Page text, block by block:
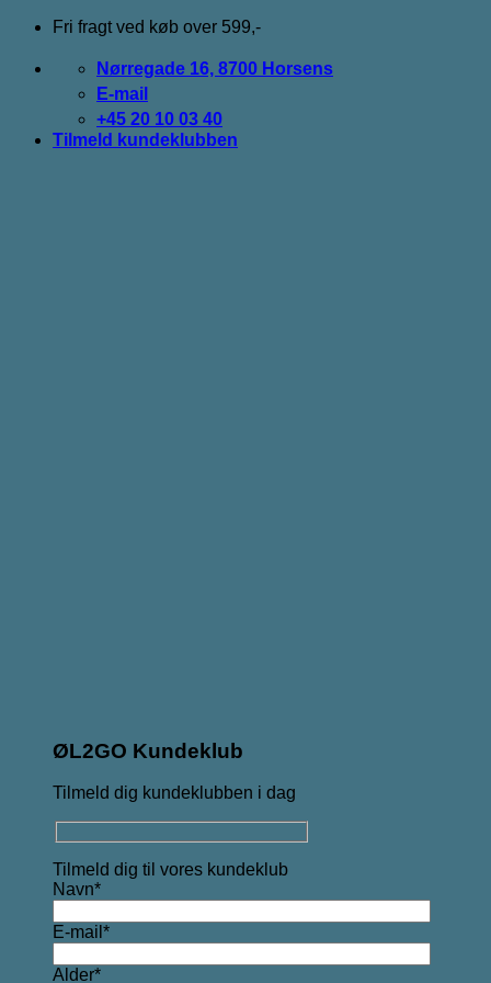
Fortsæt
indhold
Fri fragt ved køb over 599,-
Nørregade 16, 8700 Horsens
E-mail
+45 20 10 03 40
Tilmeld kundeklubben
ØL2GO Kundeklub
Tilmeld dig kundeklubben i dag
Tilmeld dig til vores kundeklub
Navn*
E-mail*
Alder*